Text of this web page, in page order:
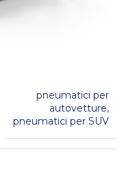
pneumatici per
autovetture,
pneumatici per SUV